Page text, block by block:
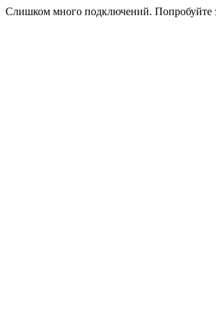
Слишком много подключений. Попробуйте